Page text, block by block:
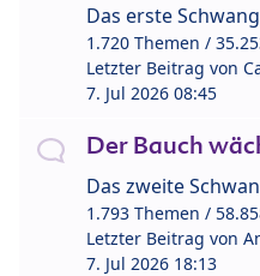
Das erste
1.720 Themen /
Letzter Beitrag von
7. Jul 2026 08:45
Der Bauch
Das zweite
1.793 Themen /
Letzter Beitrag von
7. Jul 2026 18:13